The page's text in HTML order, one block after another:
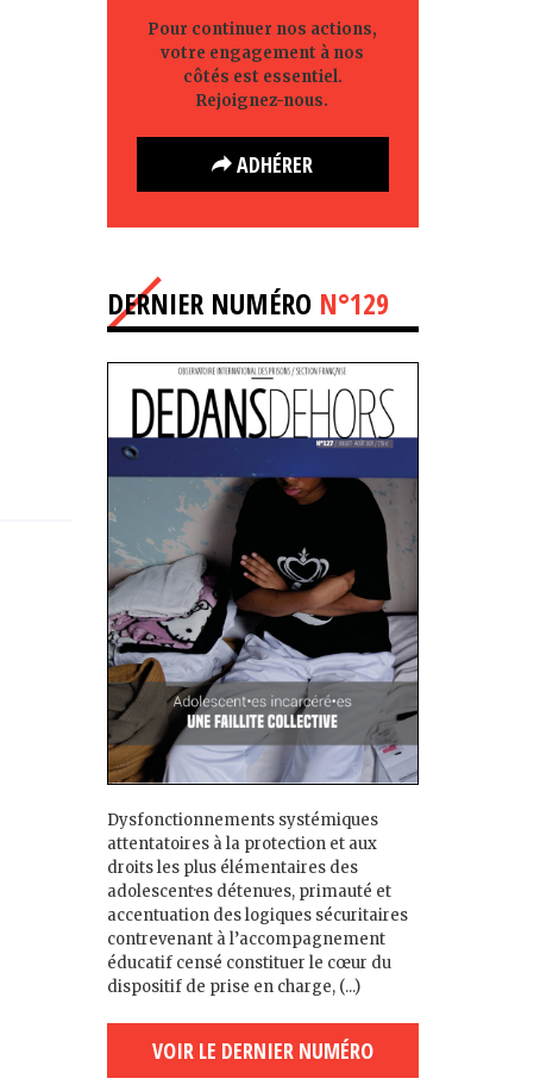
Pour continuer nos actions,
votre engagement à nos
côtés est essentiel.
Rejoignez-nous.
ADHÉRER
DERNIER NUMÉRO N°129
Dysfonctionnements systémiques
attentatoires à la protection et aux
droits les plus élémentaires des
adolescent·es détenu·es, primauté et
accentuation des logiques sécuritaires
contrevenant à l’accompagnement
éducatif censé constituer le cœur du
dispositif de prise en charge, (...)
VOIR LE DERNIER NUMÉRO